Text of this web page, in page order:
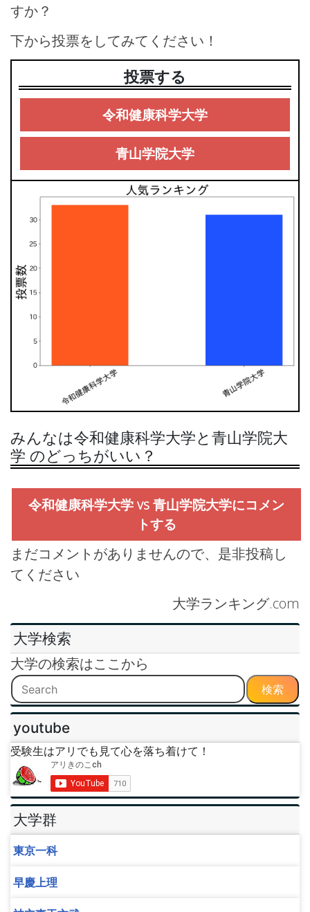
すか？
下から投票をしてみてください！
投票する
令和健康科学大学
青山学院大学
みんなは令和健康科学大学と青山学院大
学 のどっちがいい？
令和健康科学大学 vs 青山学院大学にコメン
トする
まだコメントがありませんので、是非投稿し
てください
大学ランキング.com
大学検索
大学の検索はここから
検索
youtube
受験生はアリでも見て心を落ち着けて！
大学群
東京一科
早慶上理